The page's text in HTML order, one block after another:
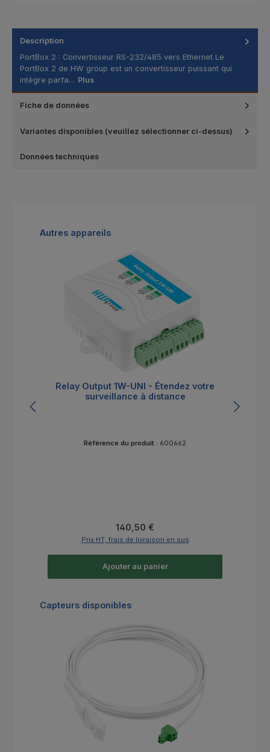
Description
PortBox 2 : Convertisseur RS-232/485 vers Ethernet Le
PortBox 2 de HW group est un convertisseur puissant qui
intègre parfa… Plus
Fiche de données
Variantes disponibles (veuillez sélectionner ci-dessus)
Données techniques
Ignorer la galerie de produits
Autres appareils
Relay Output 1W-UNI - Étendez votre
surveillance à distance
Référence du produit : 600662
Prix régulier :
140,50 €
Prix HT, frais de livraison en sus
Ajouter au panier
Ignorer la galerie de produits
Capteurs disponibles